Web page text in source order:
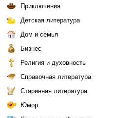
Приключения
Детская литература
Дом и семья
Бизнес
Религия и духовность
Справочная литература
Старинная литература
Юмор